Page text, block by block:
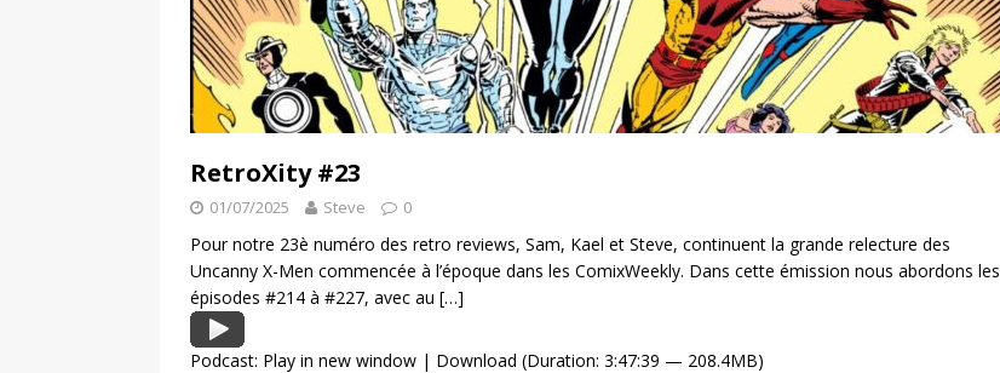
RetroXity #23
01/07/2025 Steve 0
Pour notre 23è numéro des retro reviews, Sam, Kael et Steve, continuent la grande relecture des
Uncanny X-Men commencée à l’époque dans les ComixWeekly. Dans cette émission nous abordons les
épisodes #214 à #227, avec au […]
Podcast: Play in new window | Download (Duration: 3:47:39 — 208.4MB)